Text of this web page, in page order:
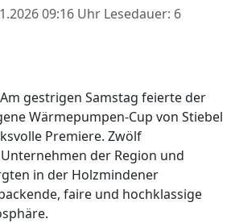
09:16 Uhr Lesedauer: 6
gestrigen Samstag feierte der
Wärmepumpen-Cup von Stiebel
Premiere. Zwölf
der Region und
in der Holzmindener
faire und hochklassige